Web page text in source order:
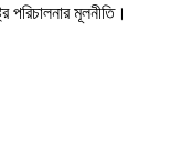
পরিচালনার মূলনীতি।